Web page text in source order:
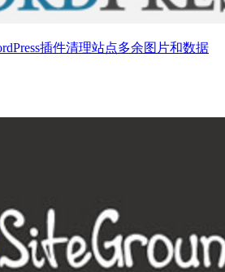
插件清理站点多余图片和数据